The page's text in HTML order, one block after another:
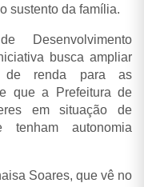
sustento da família.
Desenvolvimento
busca ampliar
de renda para as
que a Prefeitura de
em situação de
tenham autonomia
Soares, que vê no